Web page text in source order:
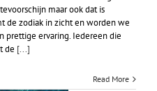
maar ook dat is
de zodiak in zicht en worden we
prettige ervaring. Iedereen die
de [...]
Read More